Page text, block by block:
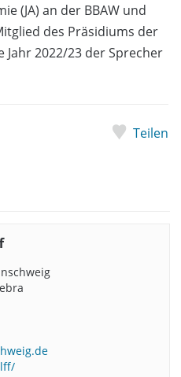
(JA) an der BBAW und
des Präsidiums der
Jahr 2022/23 der Sprecher
Teilen